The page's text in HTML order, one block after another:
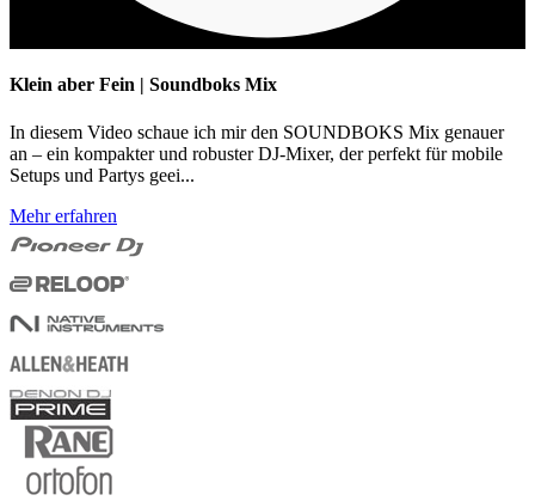
Klein aber Fein | Soundboks Mix
In diesem Video schaue ich mir den SOUNDBOKS Mix genauer
an – ein kompakter und robuster DJ-Mixer, der perfekt für mobile
Setups und Partys geei...
Mehr erfahren